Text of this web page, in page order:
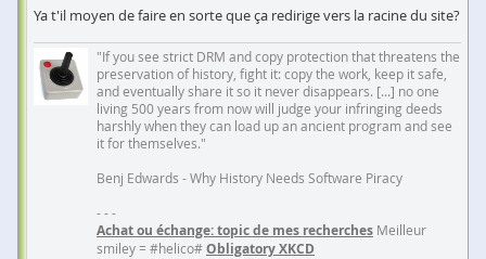
Ya t'il moyen de faire en sorte que ça redirige vers la racine du site?
"If you see strict DRM and copy protection that threatens the
preservation of history, fight it: copy the work, keep it safe,
and eventually share it so it never disappears. [...] no one
living 500 years from now will judge your infringing deeds
harshly when they can load up an ancient program and see
it for themselves."
Benj Edwards - Why History Needs Software Piracy
- - -
Achat ou échange: topic de mes recherches Meilleur
smiley = #helico#Obligatory XKCD